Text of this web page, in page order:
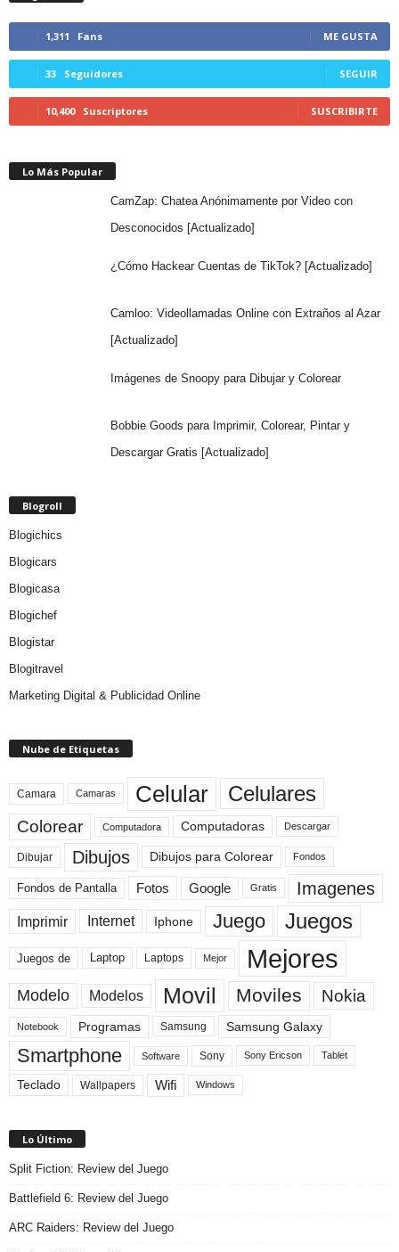
1,311 Fans ME GUSTA
33 Seguidores SEGUIR
10,400 Suscriptores SUSCRIBIRTE
Lo Más Popular
CamZap: Chatea Anónimamente por Video con
Desconocidos [Actualizado]
¿Cómo Hackear Cuentas de TikTok? [Actualizado]
Camloo: Videollamadas Online con Extraños al Azar
[Actualizado]
Imágenes de Snoopy para Dibujar y Colorear
Bobbie Goods para Imprimir, Colorear, Pintar y
Descargar Gratis [Actualizado]
Blogroll
Blogichics
Blogicars
Blogicasa
Blogichef
Blogistar
Blogitravel
Marketing Digital & Publicidad Online
Nube de Etiquetas
Camara Camaras Celular Celulares
Colorear Computadora Computadoras Descargar
Dibujar Dibujos Dibujos para Colorear Fondos
Fondos de Pantalla Fotos Google Gratis Imagenes
Imprimir Internet Iphone Juego Juegos
Juegos de Laptop Laptops Mejor Mejores
Modelo Modelos Movil Moviles Nokia
Notebook Programas Samsung Samsung Galaxy
Smartphone Software Sony Sony Ericson Tablet
Teclado Wallpapers Wifi Windows
Lo Último
Split Fiction: Review del Juego
Battlefield 6: Review del Juego
ARC Raiders: Review del Juego